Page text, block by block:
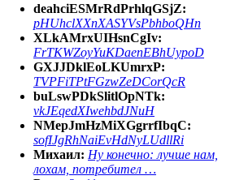
deahciESMrRdPrhlqGSjZ:
pHUhclXXnXASYVsPbhboQHn
XLkAMrxUIHsnCgIv:
FrTKWZoyYuKDaenEBhUypoD
GXJJDklEoLKUmrxP:
TVPFiTPtFGzwZeDCorQcR
buLswPDkSlitlOpNTk:
vkJEqedXIwehbdJNuH
NMepJmHzMiXGgrrfIbqC:
sofIJgRhNaiEvHdNyLUdllRi
Михаил: Ну конечно: лучше нам,
лохам, потребител …